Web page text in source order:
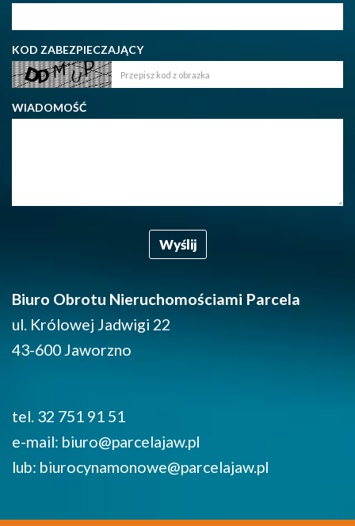
KOD ZABEZPIECZAJĄCY
WIADOMOŚĆ
Biuro Obrotu Nieruchomościami Parcela
ul. Królowej Jadwigi 22
43-600 Jaworzno
tel. 32 751 91 51
e-mail: biuro@parcelajaw.pl
lub: biurocynamonowe@parcelajaw.pl